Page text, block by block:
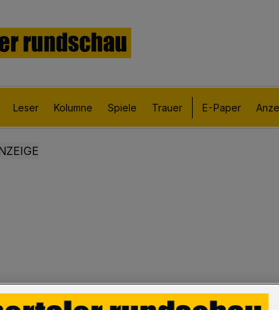
Leser Kolumne Spiele Trauer E-Paper